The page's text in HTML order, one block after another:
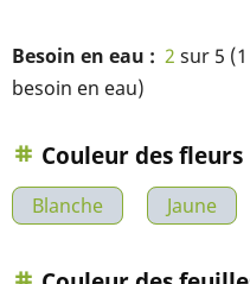
Besoin en eau 2 sur 5
besoin en eau)
Couleur des fleurs
Blanche Jaune